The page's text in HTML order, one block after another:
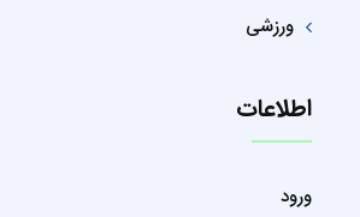
ورزشی
اطلاعات
ورود